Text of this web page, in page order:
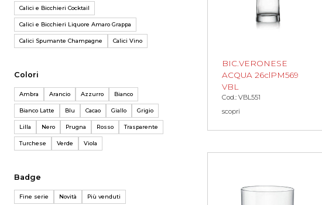
Calici e Bicchieri Cocktail
Calici e Bicchieri Liquore Amaro Grappa
Calici Spumante Champagne Calici Vino
Colori
Ambra Arancio Azzurro Bianco
Bianco Latte Blu Cacao Giallo Grigio
Lilla Nero Prugna Rosso Trasparente
Turchese Verde Viola
Badge
Fine serie Novità Più venduti
BIC.VERONESE
ACQUA 26clPM569
VBL
Cod.: VBL551
scopri